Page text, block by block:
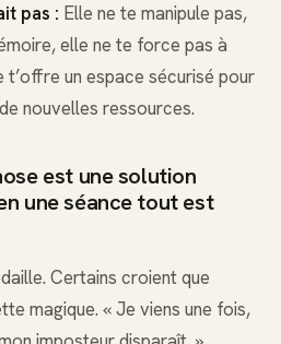
pas : Elle ne te manipule pas,
elle ne te force pas à
un espace sécurisé pour
nouvelles ressources.
est une solution
une séance tout est
Certains croient que
magique. « Je viens une fois,